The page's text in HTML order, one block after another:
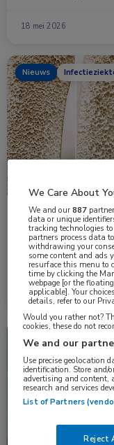
18 mei 2026
Nieuws
versus TDF/FTC
In de HPTN 083-
langwerkend
27 mrt. 2026
Congresnieuws
We Care About
We and our887
data or unique
tracking technologies
partners process data
withdrawing your
some content and ads
resurface this menu to
time by clicking the
webpage [or the
applicable]. Your
details, refer to our
Would you rather not?
cookies, these do not
We and our
Use precise geolocation
identification. Store and/
advertising and content,
research and services
List of Partners
Reject